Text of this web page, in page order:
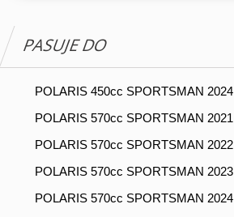
PASUJE DO
POLARIS 450cc SPORTSMAN 2024
POLARIS 570cc SPORTSMAN 2021
POLARIS 570cc SPORTSMAN 2022
POLARIS 570cc SPORTSMAN 2023
POLARIS 570cc SPORTSMAN 2024